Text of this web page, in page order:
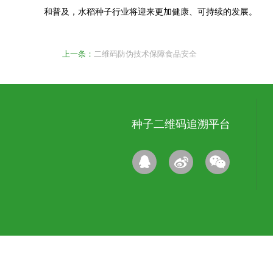
和普及，水稻种子行业将迎来更加健康、可持续的发展。
上一条： 二维码防伪技术保障食品安全
种子二维码追溯平台